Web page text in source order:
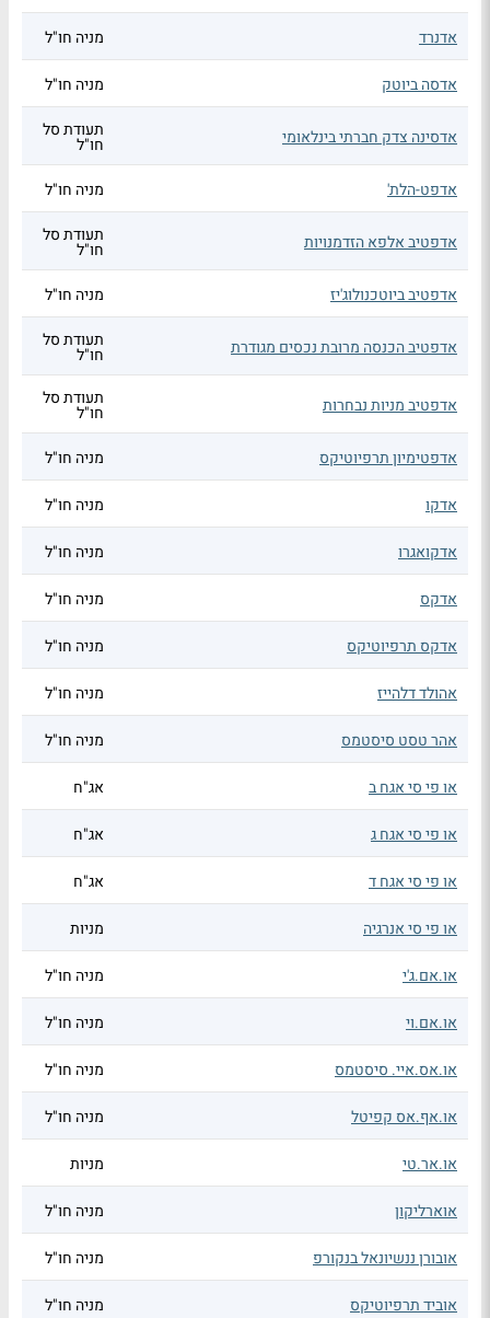
אדנרד מניה חו"ל
אדסה ביוטק מניה חו"ל
אדסינה צדק חברתי בינלאומי תעודת סל
חו"ל
אדפט-הלת'
מניה חו"ל
אדפטיב אלפא הזדמנויות תעודת סל
חו"ל
אדפטיב ביוטכנולוג'יז
מניה חו"ל
אדפטיב הכנסה מרובת נכסים מגודרת תעודת סל
חו"ל
אדפטיב מניות נבחרות תעודת סל
חו"ל
אדפטימיון תרפיוטיקס
מניה חו"ל
אדקו מניה חו"ל
אדקואגרו מניה חו"ל
אדקס מניה חו"ל
אדקס תרפיוטיקס מניה חו"ל
אהולד דלהייז מניה חו"ל
אהר טסט סיסטמס מניה חו"ל
או פי סי אגח ב אג"ח
או פי סי אגח ג אג"ח
או פי סי אגח ד אג"ח
או פי סי אנרגיה מניות
או.אם.ג'י מניה חו"ל
או.אם.וי מניה חו"ל
או.אס.איי. סיסטמס מניה חו"ל
או.אף.אס קפיטל מניה חו"ל
או.אר.טי מניות
אוארליקון מניה חו"ל
אובורן ננשיונאל בנקורפ מניה חו"ל
אוביד תרפיוטיקס מניה חו"ל